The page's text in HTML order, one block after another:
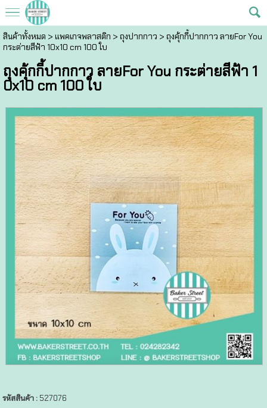
สินค้าทั้งหมด > แพคเกจพลาสติก > ถุงปากกาว > ถุงคุ้กกี้ปากกาว ลายFor You
กระต่ายสีฟ้า 10x10 cm 100 ใบ
ถุงคุ้กกี้ปากกาว ลายFor You กระต่ายสีฟ้า 1
0x10 cm 100 ใบ
รหัสสินค้า : 527076